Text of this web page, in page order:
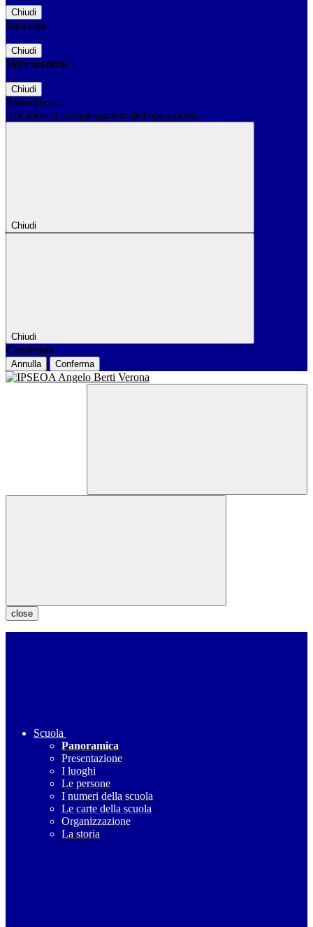
Chiudi
Successo
Chiudi
Informazione
Chiudi
Attendere...
Attendere il completamento dell'operazione...
Chiudi
Chiudi
Conferma
Annulla Conferma
close
Scuola
Panoramica
Presentazione
I luoghi
Le persone
I numeri della scuola
Le carte della scuola
Organizzazione
La storia